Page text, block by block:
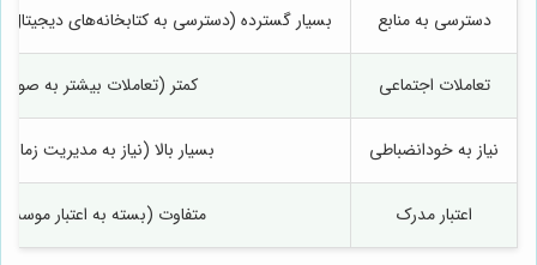
دسترسی به منابع بسیار گسترده (دسترسی به کتابخانه‌های دیجیتال،
تعاملات اجتماعی کمتر (تعاملات بیشتر به
نیاز به خودانضباطی بسیار بالا (نیاز به مدیریت زمان
اعتبار مدرک متفاوت (بسته به اعتبار